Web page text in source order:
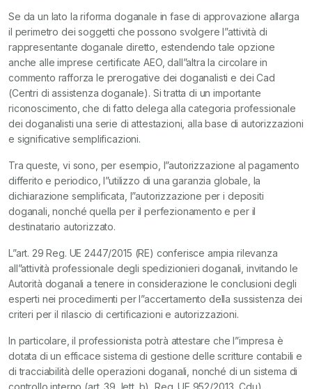
Se da un lato la riforma doganale in fase di approvazione allarga
il perimetro dei soggetti che possono svolgere l”attività di
rappresentante doganale diretto, estendendo tale opzione
anche alle imprese certificate AEO, dall”altra la circolare in
commento rafforza le prerogative dei doganalisti e dei Cad
(Centri di assistenza doganale). Si tratta di un importante
riconoscimento, che di fatto delega alla categoria professionale
dei doganalisti una serie di attestazioni, alla base di autorizzazioni
e significative semplificazioni.
Tra queste, vi sono, per esempio, l”autorizzazione al pagamento
differito e periodico, l”utilizzo di una garanzia globale, la
dichiarazione semplificata, l”autorizzazione per i depositi
doganali, nonché quella per il perfezionamento e per il
destinatario autorizzato.
L”art. 29 Reg. UE 2447/2015 (RE) conferisce ampia rilevanza
all”attività professionale degli spedizionieri doganali, invitando le
Autorità doganali a tenere in considerazione le conclusioni degli
esperti nei procedimenti per l”accertamento della sussistenza dei
criteri per il rilascio di certificazioni e autorizzazioni.
In particolare, il professionista potrà attestare che l”impresa è
dotata di un efficace sistema di gestione delle scritture contabili e
di tracciabilità delle operazioni doganali, nonché di un sistema di
controllo interno (art. 39, lett. b), Reg. UE 952/2013, Cdu).